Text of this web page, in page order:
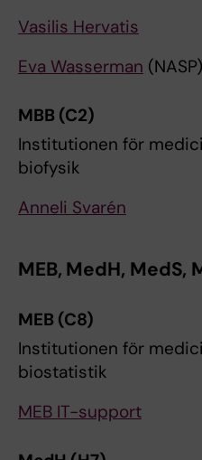
Vasilis Hervatis
Eva Wasserman (NASP)
MBB (C2)
Institutionen för
biofysik
Anneli Svarén
MEB, MedH, MedS,
MEB (C8)
Institutionen för
biostatistik
MEB IT-support